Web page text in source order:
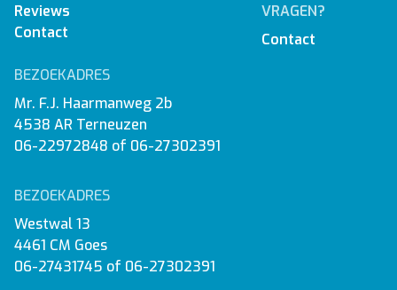
Reviews
Contact
VRAGEN?
Contact
BEZOEKADRES
Mr. F.J. Haarmanweg 2b
4538 AR Terneuzen
06-22972848 of 06-27302391
BEZOEKADRES
Westwal 13
4461 CM Goes
06-27431745 of 06-27302391